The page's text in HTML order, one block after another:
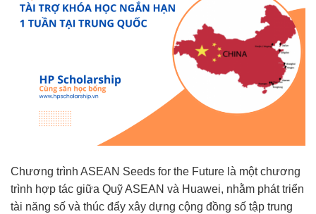
Chương trình ASEAN Seeds for the Future là một chương
trình hợp tác giữa Quỹ ASEAN và Huawei, nhằm phát triển
tài năng số và thúc đẩy xây dựng cộng đồng số tập trung